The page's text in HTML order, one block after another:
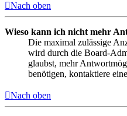
Nach oben
Wieso kann ich nicht mehr
Die maximal zulässige
wird durch die Board-
glaubst, mehr
benötigen, kontaktiere
Nach oben